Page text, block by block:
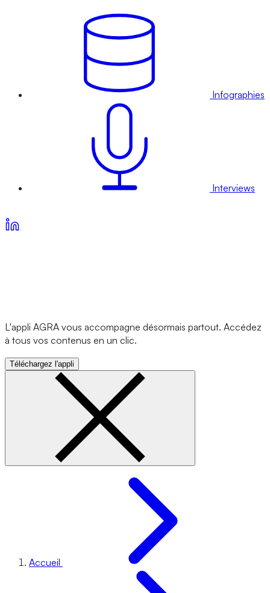
Infographies
Interviews
L'appli AGRA vous accompagne désormais partout. Accédez
à tous vos contenus en un clic.
Téléchargez l'appli
Accueil